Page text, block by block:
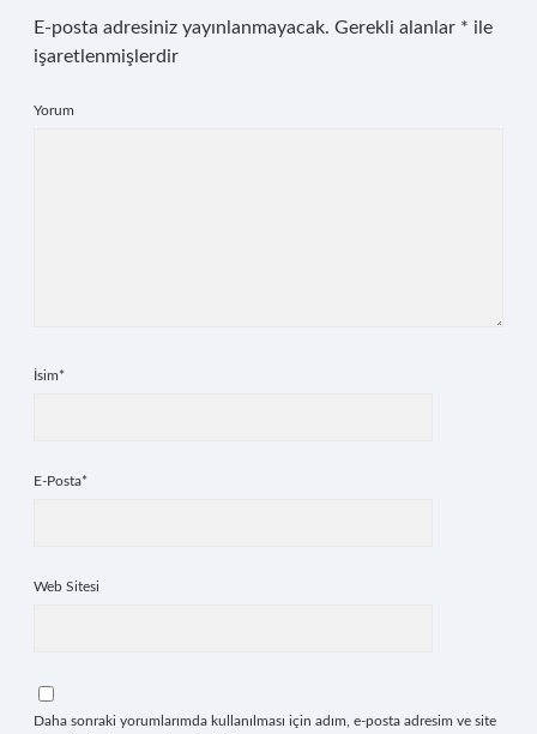
E-posta adresiniz yayınlanmayacak. Gerekli alanlar * ile
işaretlenmişlerdir
Yorum
İsim*
E-Posta*
Web Sitesi
Daha sonraki yorumlarımda kullanılması için adım, e-posta adresim ve site